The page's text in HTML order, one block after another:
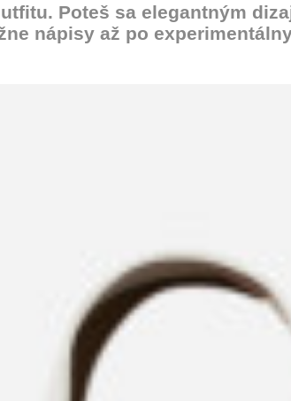
Poteš sa elegantným
nápisy až po